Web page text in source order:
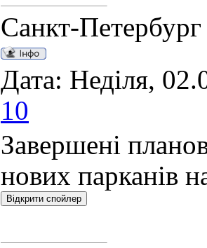
Санкт-Петербург
Дата: Неділя,
10
Завершені
нових парканів